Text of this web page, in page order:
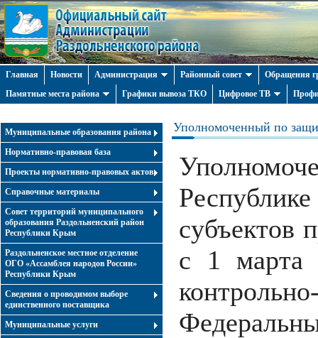
Главная Новости Администрация Районный совет
Обращения
Памятные места района
Графики вывоза ТКО Цифровое ТВ
Муниципальные образования района
Нормативно-правовая база
Проекты нормативно-правовых актов
Справочные материалы
Совет территорий муниципального
образования Раздольненский район
Республики Крым
Раздольненское местное отделение
ОГО «Ассамблея народов России»
Республики Крым
Cведения о проводимом выборе
единственного поставщика
Муниципальные услуги
Уполномоченный по
субъектов
с 1 марта